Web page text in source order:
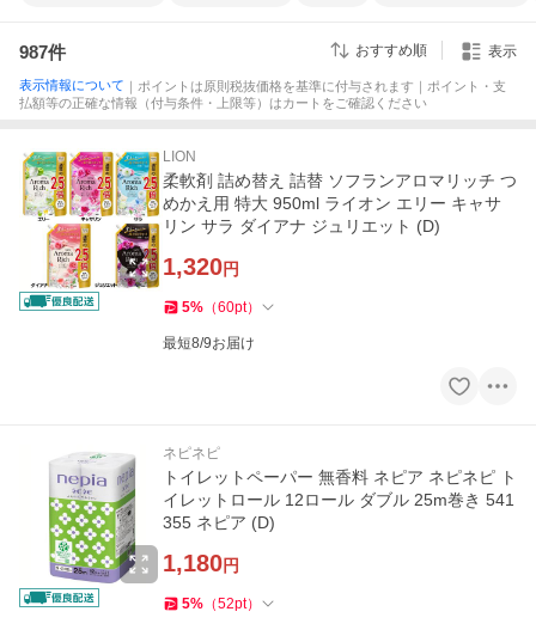
987件 おすすめ順 表示
表示情報について ｜ポイントは原則税抜価格を基準に付与されます｜ポイント・支
払額等の正確な情報（付与条件・上限等）はカートをご確認ください
LION
柔軟剤 詰め替え 詰替 ソフランアロマリッチ つ
めかえ用 特大 950ml ライオン エリー キャサ
リン サラ ダイアナ ジュリエット (D)
1,320円
5% （60pt）
最短8/9お届け
ネピネピ
トイレットペーパー 無香料 ネピア ネピネピ ト
イレットロール 12ロール ダブル 25m巻き 541
355 ネピア (D)
1,180円
5% （52pt）